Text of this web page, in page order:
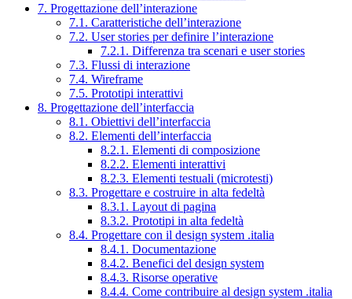
7. Progettazione dell’interazione
7.1. Caratteristiche dell’interazione
7.2. User stories per definire l’interazione
7.2.1. Differenza tra scenari e user stories
7.3. Flussi di interazione
7.4. Wireframe
7.5. Prototipi interattivi
8. Progettazione dell’interfaccia
8.1. Obiettivi dell’interfaccia
8.2. Elementi dell’interfaccia
8.2.1. Elementi di composizione
8.2.2. Elementi interattivi
8.2.3. Elementi testuali (microtesti)
8.3. Progettare e costruire in alta fedeltà
8.3.1. Layout di pagina
8.3.2. Prototipi in alta fedeltà
8.4. Progettare con il design system .italia
8.4.1. Documentazione
8.4.2. Benefici del design system
8.4.3. Risorse operative
8.4.4. Come contribuire al design system .italia